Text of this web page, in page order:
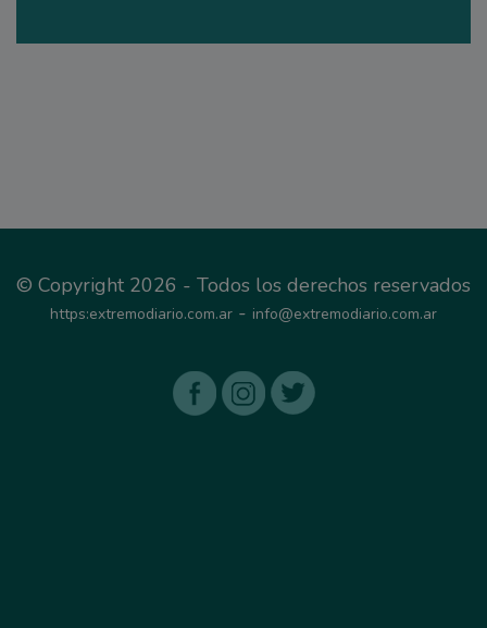
© Copyright 2026 - Todos los derechos reservados
https:extremodiario.com.ar - info@extremodiario.com.ar